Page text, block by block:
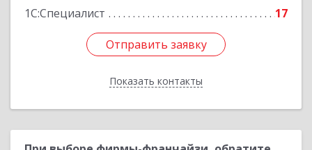
1С:Специалист
17
Отправить заявку
Показать контакты
Отправить заявку
Назад